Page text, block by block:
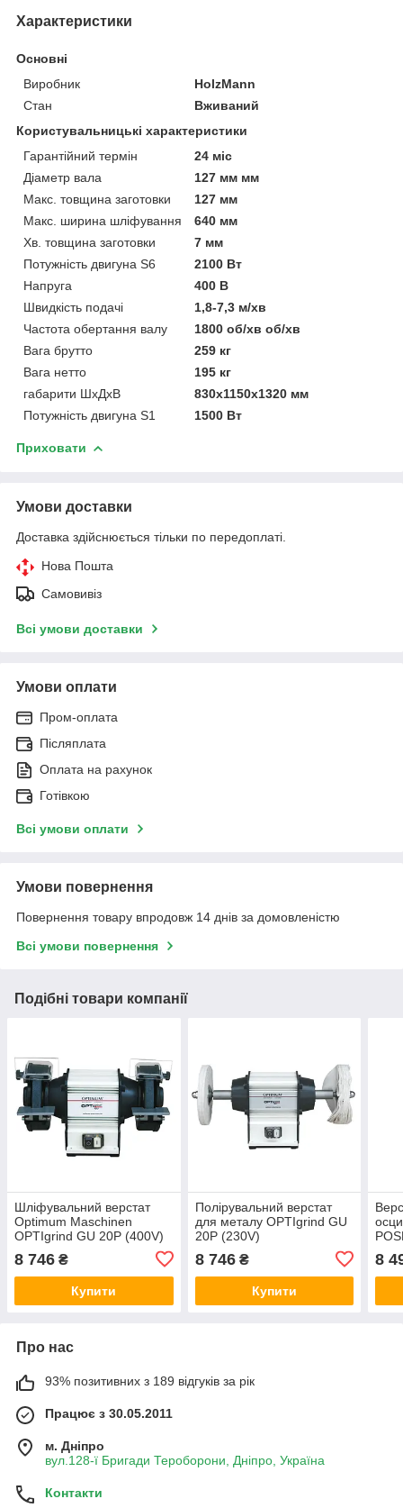
Характеристики
Основні
Виробник
HolzMann
Стан
Вживаний
Користувальницькі характеристики
Гарантійний термін
24 міс
Діаметр вала
127 мм мм
Макс. товщина заготовки
127 мм
Макс. ширина шліфування
640 мм
Хв. товщина заготовки
7 мм
Потужність двигуна S6
2100 Вт
Напруга
400 В
Швидкість подачі
1,8-7,3 м/хв
Частота обертання валу
1800 об/хв об/хв
Вага брутто
259 кг
Вага нетто
195 кг
габарити ШхДхВ
830х1150х1320 мм
Потужність двигуна S1
1500 Вт
Приховати
Умови доставки
Доставка здійснюється тільки по передоплаті.
Нова Пошта
Самовивіз
Всі умови доставки
Умови оплати
Пром-оплата
Післяплата
Оплата на рахунок
Готівкою
Всі умови оплати
Умови повернення
Повернення товару впродовж 14 днів за домовленістю
Всі умови повернення
Подібні товари компанії
Шліфувальний верстат
Optimum Maschinen
OPTIgrind GU 20Р (400V)
8 746 ₴
Купити
Полірувальний верстат
для металу OPTIgrind GU
20Р (230V)
8 746₴
Купити
8
Про нас
93% позитивних з 189 відгуків за рік
Працює з 30.05.2011
м. Дніпро
вул.128-ї Бригади Тероборони, Дніпро, Україна
Контакти